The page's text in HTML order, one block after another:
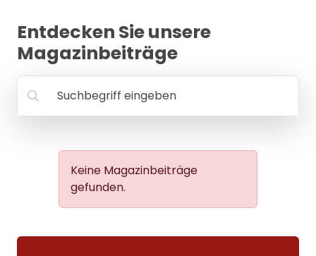
FAQ
Entdecken Sie unsere
Magazinbeiträge
Suchbegriff eingeben
Keine Magazinbeiträge
gefunden.